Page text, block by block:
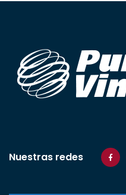
Nuestras redes